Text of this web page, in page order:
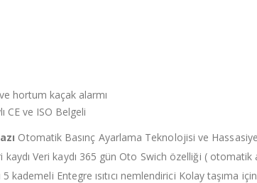
hortum kaçak alarmı
CE ve ISO Belgeli
Otomatik Basınç Ayarlama Teknolojisi ve
Veri kaydı 365 gün Oto Swich özelliği (
5 kademeli Entegre ısıtıcı nemlendirici Kolay taşıma